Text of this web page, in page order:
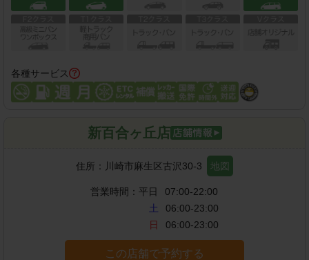
各種サービス
新百合ヶ丘店
住所： 川崎市麻生区古沢30-3 地図
営業時間： 平日
07:00-22:00
土
06:00-23:00
日
06:00-23:00
この店舗で予約する